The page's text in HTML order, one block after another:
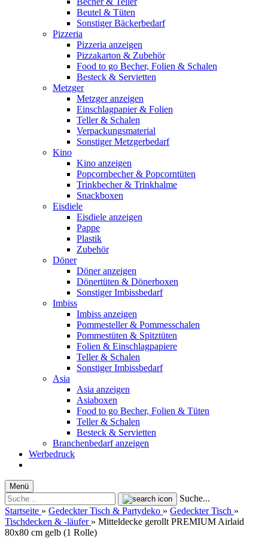
Beutel & Tüten
Sonstiger Bäckerbedarf
Pizzeria
Pizzeria anzeigen
Pizzakarton & Zubehör
Food to go Becher, Folien & Schalen
Besteck & Servietten
Metzger
Metzger anzeigen
Einschlagpapier & Folien
Teller & Schalen
Verpackungsmaterial
Sonstiger Metzgerbedarf
Kino
Kino anzeigen
Popcornbecher & Popcorntüten
Trinkbecher & Trinkhalme
Snackboxen
Eisdiele
Eisdiele anzeigen
Pappe
Plastik
Zubehör
Döner
Döner anzeigen
Dönertüten & Dönerboxen
Sonstiger Imbissbedarf
Imbiss
Imbiss anzeigen
Pommesteller & Pommesschalen
Pommestüten & Spitztüten
Folien & Einschlagpapiere
Teller & Schalen
Sonstiger Imbissbedarf
Asia
Asia anzeigen
Asiaboxen
Food to go Becher, Folien & Tüten
Teller & Schalen
Besteck & Servietten
Branchenbedarf anzeigen
Werbedruck
Menü
Suche...
Startseite » Gedeckter Tisch & Partydeko » Gedeckter Tisch »
Tischdecken & -läufer » Mitteldecke gerollt PREMIUM Airlaid
80x80 cm gelb (1 Rolle)